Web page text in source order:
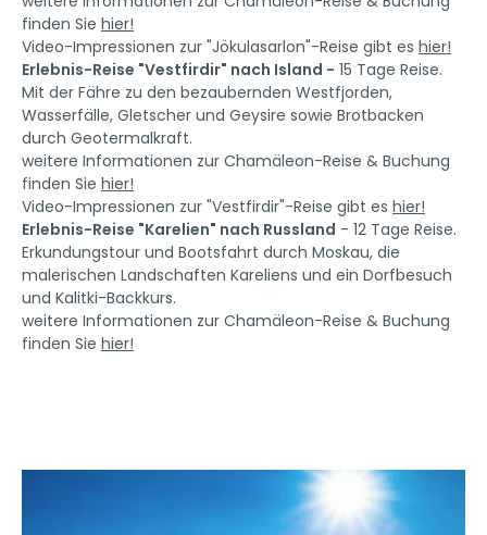
finden Sie hier!
Video-Impressionen zur "Jökulasarlon"-Reise gibt es hier!
Erlebnis-Reise "Vestfirdir" nach Island - 15 Tage Reise.
Mit der Fähre zu den bezaubernden Westfjorden,
Wasserfälle, Gletscher und Geysire sowie Brotbacken
durch Geotermalkraft.
weitere Informationen zur Chamäleon-Reise & Buchung
finden Sie hier!
Video-Impressionen zur "Vestfirdir"-Reise gibt es hier!
Erlebnis-Reise "Karelien" nach Russland - 12 Tage Reise.
Erkundungstour und Bootsfahrt durch Moskau, die
malerischen Landschaften Kareliens und ein Dorfbesuch
und Kalitki-Backkurs.
weitere Informationen zur Chamäleon-Reise & Buchung
finden Sie hier!